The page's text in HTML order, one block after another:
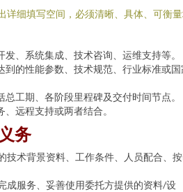
详细填写空间，必须清晰、具体、可衡
发、系统集成、技术咨询、运维支持等。
到的性能参数、技术规范、行业标准或国
总工期、各阶段里程碑及交付时间节点。
、远程支持或两者结合。
务
技术背景资料、工作条件、人员配合、
成服务、妥善使用委托方提供的资料/设